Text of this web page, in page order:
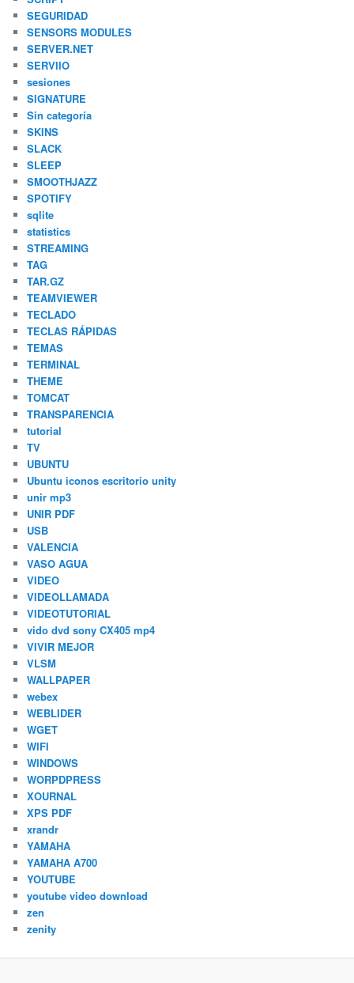
SEGURIDAD
SENSORS MODULES
SERVER.NET
SERVIIO
sesiones
SIGNATURE
Sin categoría
SKINS
SLACK
SLEEP
SMOOTHJAZZ
SPOTIFY
sqlite
statistics
STREAMING
TAG
TAR.GZ
TEAMVIEWER
TECLADO
TECLAS RÁPIDAS
TEMAS
TERMINAL
THEME
TOMCAT
TRANSPARENCIA
tutorial
TV
UBUNTU
Ubuntu iconos escritorio unity
unir mp3
UNIR PDF
USB
VALENCIA
VASO AGUA
VIDEO
VIDEOLLAMADA
VIDEOTUTORIAL
vido dvd sony CX405 mp4
VIVIR MEJOR
VLSM
WALLPAPER
webex
WEBLIDER
WGET
WIFI
WINDOWS
WORPDPRESS
XOURNAL
XPS PDF
xrandr
YAMAHA
YAMAHA A700
YOUTUBE
youtube video download
zen
zenity